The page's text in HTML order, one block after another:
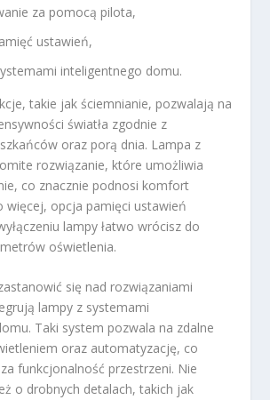
za pomocą pilota,
ustawień,
inteligentnego domu.
takie jak ściemnianie, pozwalają na
światła zgodnie z
oraz porą dnia. Lampa z
rozwiązanie, które umożliwia
co znacznie podnosi komfort
więcej, opcja pamięci ustawień
lampy łatwo wrócisz do
oświetlenia.
się nad rozwiązaniami
lampy z systemami
Taki system pozwala na zdalne
oraz automatyzację, co
funkcjonalność przestrzeni. Nie
o drobnych detalach, takich jak